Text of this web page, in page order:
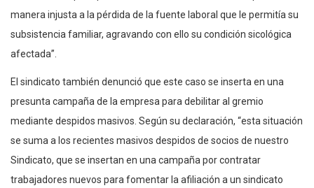
manera injusta a la pérdida de la fuente laboral que le permitía su
subsistencia familiar, agravando con ello su condición sicológica
afectada”.
El sindicato también denunció que este caso se inserta en una
presunta campaña de la empresa para debilitar al gremio
mediante despidos masivos. Según su declaración, “esta situación
se suma a los recientes masivos despidos de socios de nuestro
Sindicato, que se insertan en una campaña por contratar
trabajadores nuevos para fomentar la afiliación a un sindicato